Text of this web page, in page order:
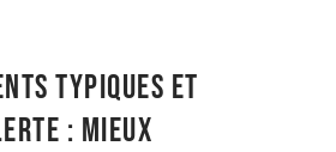
typiques et
: mieux